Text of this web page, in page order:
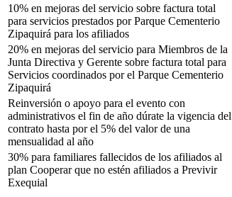
10% en mejoras del servicio sobre factura total
para servicios prestados por Parque Cementerio
Zipaquirá para los afiliados
20% en mejoras del servicio para Miembros de la
Junta Directiva y Gerente sobre factura total para
Servicios coordinados por el Parque Cementerio
Zipaquirá
Reinversión o apoyo para el evento con
administrativos el fin de año dúrate la vigencia del
contrato hasta por el 5% del valor de una
mensualidad al año
30% para familiares fallecidos de los afiliados al
plan Cooperar que no estén afiliados a Previvir
Exequial